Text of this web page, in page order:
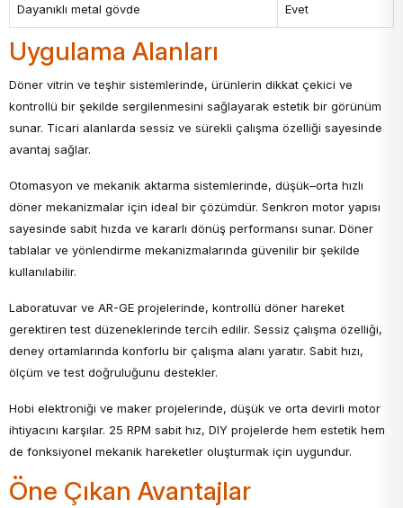
Dayanıklı metal gövde Evet
Uygulama Alanları
Döner vitrin ve teşhir sistemlerinde, ürünlerin dikkat çekici ve
kontrollü bir şekilde sergilenmesini sağlayarak estetik bir görünüm
sunar. Ticari alanlarda sessiz ve sürekli çalışma özelliği sayesinde
avantaj sağlar.
Otomasyon ve mekanik aktarma sistemlerinde, düşük–orta hızlı
döner mekanizmalar için ideal bir çözümdür. Senkron motor yapısı
sayesinde sabit hızda ve kararlı dönüş performansı sunar. Döner
tablalar ve yönlendirme mekanizmalarında güvenilir bir şekilde
kullanılabilir.
Laboratuvar ve AR-GE projelerinde, kontrollü döner hareket
gerektiren test düzeneklerinde tercih edilir. Sessiz çalışma özelliği,
deney ortamlarında konforlu bir çalışma alanı yaratır. Sabit hızı,
ölçüm ve test doğruluğunu destekler.
Hobi elektroniği ve maker projelerinde, düşük ve orta devirli motor
ihtiyacını karşılar. 25 RPM sabit hız, DIY projelerde hem estetik hem
de fonksiyonel mekanik hareketler oluşturmak için uygundur.
Öne Çıkan Avantajlar